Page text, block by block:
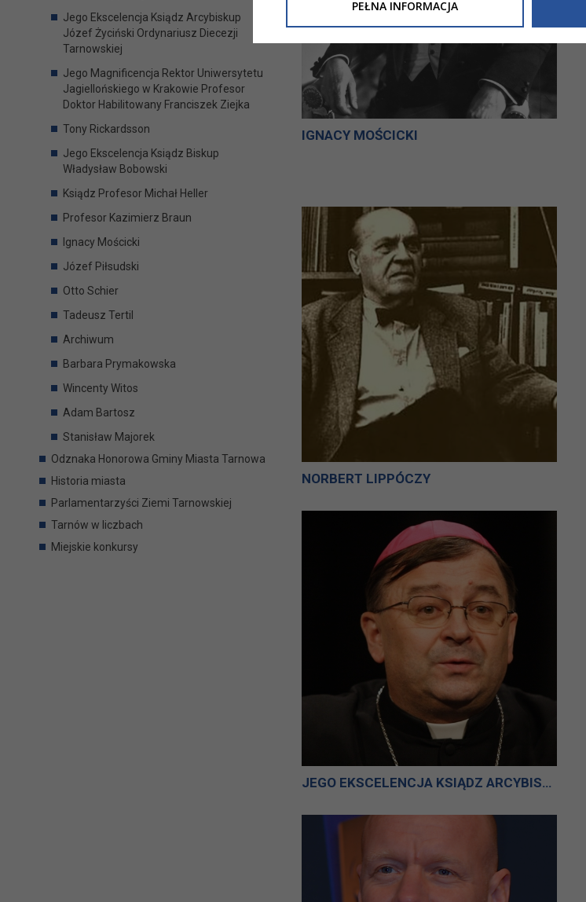
Jego Ekscelencja Ksiądz Arcybiskup
Józef Życiński Ordynariusz Diecezji
Tarnowskiej
Jego Magnificencja Rektor Uniwersytetu
Jagiellońskiego w Krakowie Profesor
Doktor Habilitowany Franciszek Ziejka
Tony Rickardsson
Jego Ekscelencja Ksiądz Biskup
Władysław Bobowski
Ksiądz Profesor Michał Heller
Profesor Kazimierz Braun
Ignacy Mościcki
Józef Piłsudski
Otto Schier
Tadeusz Tertil
Archiwum
Barbara Prymakowska
Wincenty Witos
Adam Bartosz
Stanisław Majorek
Odznaka Honorowa Gminy Miasta Tarnowa
Historia miasta
Parlamentarzyści Ziemi Tarnowskiej
Tarnów w liczbach
Miejskie konkursy
IGNACY MOŚCICKI
NORBERT LIPPÓCZY
JEGO EKSCELENCJA KSIĄDZ ARCYBISKUP JÓZEF ŻYCIŃSKI ORDYNARIUSZ DIECEZJI TARNOWSKIEJ
Niniejsza informacja nie wymaga od Państwa żadnych
PEŁNA INFORMACJA